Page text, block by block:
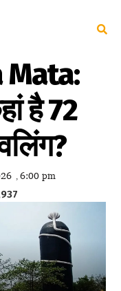
Mata:
है 72
, 6:00 pm